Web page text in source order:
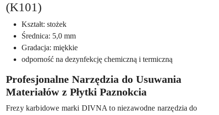
(K101)
Kształt: stożek
Średnica: 5,0 mm
Gradacja: miękkie
odporność na dezynfekcję chemiczną i termiczną
Profesjonalne Narzędzia do Usuwania
Materiałów z Płytki Paznokcia
Frezy karbidowe marki DIVNA to niezawodne narzędzia do